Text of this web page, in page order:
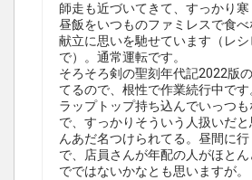
師走も近づいてきて、すっかり寒
昼飯をいつものファミレスで食
献立に思いを馳せています（レ
で）。通常運転です。
そろそろ剣の聖刻年代記2022版
てるので、根性で作業続行中で
ラップトップ持ち込んでいっつ
で、すっかりそういう人扱いだ
んあだ名つけられてる。昼間に
で、店員さんが年配の人がほとん
でではないかなとも思いますが。